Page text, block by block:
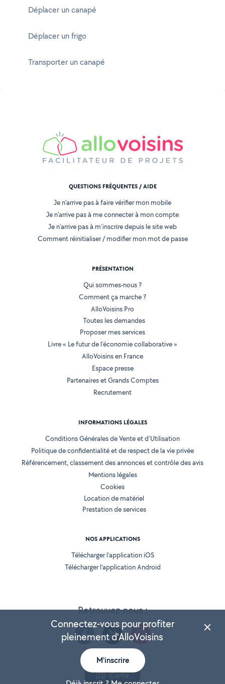
Déplacer un canapé
Déplacer un frigo
Transporter un canapé
Carte
Retrouvez-nous :
QUESTIONS FRÉQUENTES / AIDE
Je n'arrive pas à faire vérifier mon mobile
Je n'arrive pas à me connecter à mon compte
Je n'arrive pas à m'inscrire depuis le site web
Comment réinitialiser / modifier mon mot de passe
PRÉSENTATION
Qui sommes-nous ?
Comment ça marche ?
AlloVoisins Pro
Toutes les demandes
Proposer mes services
Livre « Le futur de l'économie collaborative »
AlloVoisins en France
Espace presse
Partenaires et Grands Comptes
Recrutement
INFORMATIONS LÉGALES
Conditions Générales de Vente et d'Utilisation
Politique de confidentialité et de respect de la vie privée
Référencement, classement des annonces et contrôle des avis
Mentions légales
Cookies
Location de matériel
Prestation de services
NOS APPLICATIONS
Télécharger l’application iOS
Télécharger l’application Android
Connectez-vous pour profiter
pleinement d'AlloVoisins
M'inscrire